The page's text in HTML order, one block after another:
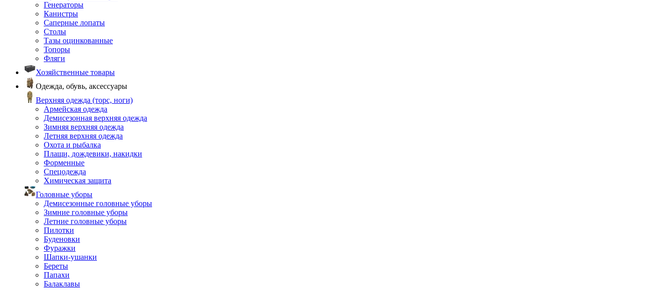
Генераторы
Канистры
Саперные лопаты
Столы
Тазы оцинкованные
Топоры
Фляги
Хозяйственные товары
Одежда, обувь, аксессуары
Верхняя одежда (торс, ноги)
Армейская одежда
Демисезонная верхняя одежда
Зимняя верхняя одежда
Летняя верхняя одежда
Охота и рыбалка
Плащи, дождевики, накидки
Форменные
Спецодежда
Химическая защита
Головные уборы
Демисезонные головные уборы
Зимние головные уборы
Летние головные уборы
Пилотки
Буденовки
Фуражки
Шапки-ушанки
Береты
Папахи
Балаклавы